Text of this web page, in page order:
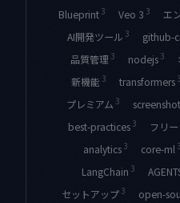
Blueprint 3 Veo 3 3 エ
AI開発ツール 3 github-
品質管理 3 nodejs 3
新機能 3 transformers 3
プレミアム 3 screenshot
best-practices 3 フリ
analytics 3 core-ml 3
LangChain 3
セットアップ 3 open-